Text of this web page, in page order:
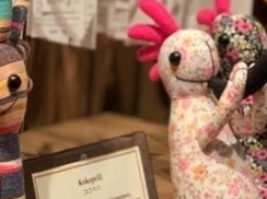
宅配
每筆NT$80，滿NT$490(含以上)免運費
離島宅配
每筆NT$80，滿NT$490(含以上)免運
付款後門市自取